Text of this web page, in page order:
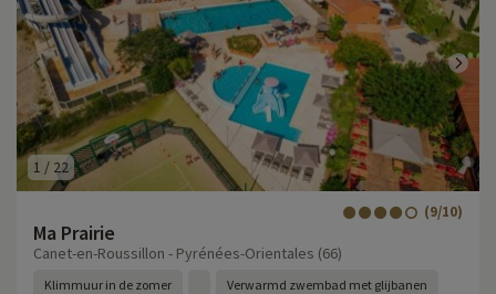
1 / 22
Ma Prairie
(9/10)
Canet-en-Roussillon - Pyrénées-Orientales (66)
Klimmuur in de zomer Verwarmd zwembad met glijbanen